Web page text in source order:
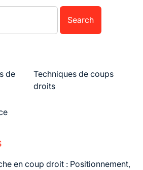
de
Techniques de coups
droits
en coup droit : Positionnement,